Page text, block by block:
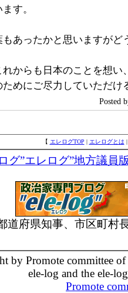
す。
もあったかと思いますがど
れからも日本のことを想い
ためにご尽力していただけ
Posted
【 エレログTOP | エレログとは
グ”エレログ”地方議員
道府県知事、市区町村
by Promote committee
ele-log and the ele-
Promote